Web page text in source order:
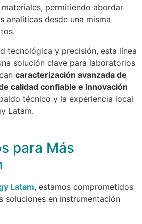
permitiendo abordar
analíticas desde una misma
tecnológica y precisión, esta línea
solución clave para laboratorios
caracterización avanzada de
calidad confiable e innovación
técnico y la experiencia local
Latam.
para Más
Latam, estamos comprometidos
soluciones en instrumentación